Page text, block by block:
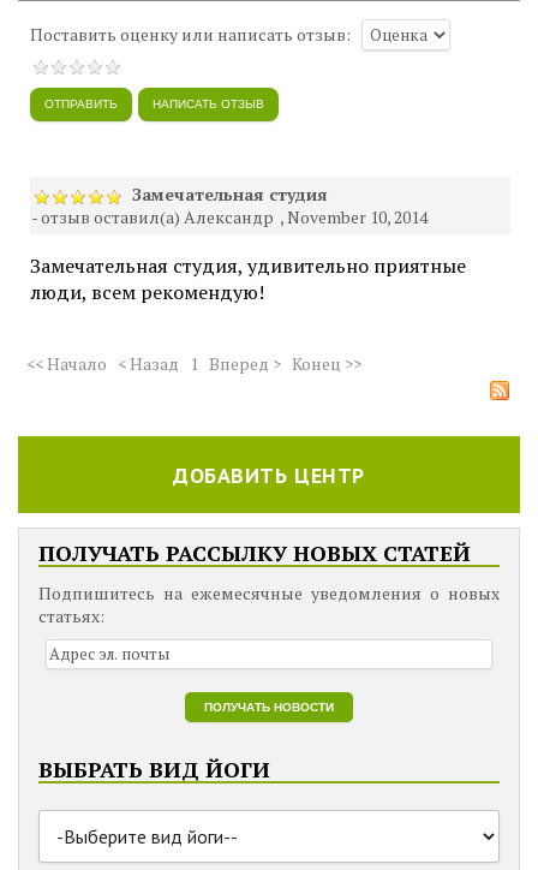
Поставить оценку или написать отзыв:
Замечательная студия
- отзыв оставил(а) Александр , November 10, 2014
Замечательная студия, удивительно приятные
люди, всем рекомендую!
<< Начало < Назад 1 Вперед > Конец >>
ДОБАВИТЬ ЦЕНТР
ПОЛУЧАТЬ РАССЫЛКУ НОВЫХ СТАТЕЙ
Подпишитесь на ежемесячные уведомления о новых
статьях:
ВЫБРАТЬ ВИД ЙОГИ